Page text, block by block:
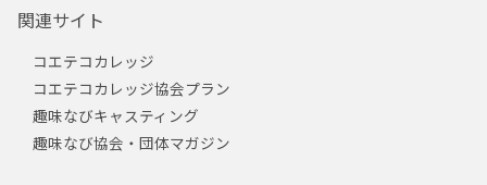
関連サイト
コエテコカレッジ
コエテコカレッジ協会プラン
趣味なびキャスティング
趣味なび協会・団体マガジン